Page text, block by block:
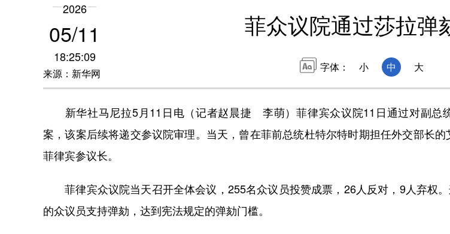
2026
05/11
18:25:09
来源：新华网
菲众议院通过莎拉弹
字体： 小 中 大
新华社马尼拉5月11日电（记者赵晨捷 李萌）菲律宾众议院11日通过对副总
案，该案后续将递交参议院审理。当天，曾在菲前总统杜特尔特时期担任外交部长的
菲律宾参议长。
菲律宾众议院当天召开全体会议，255名众议员投赞成票，26人反对，9人弃权
的众议员支持弹劾，达到宪法规定的弹劾门槛。